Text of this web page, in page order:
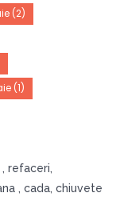
(2)
(1)
refaceri,
, cada, chiuvete